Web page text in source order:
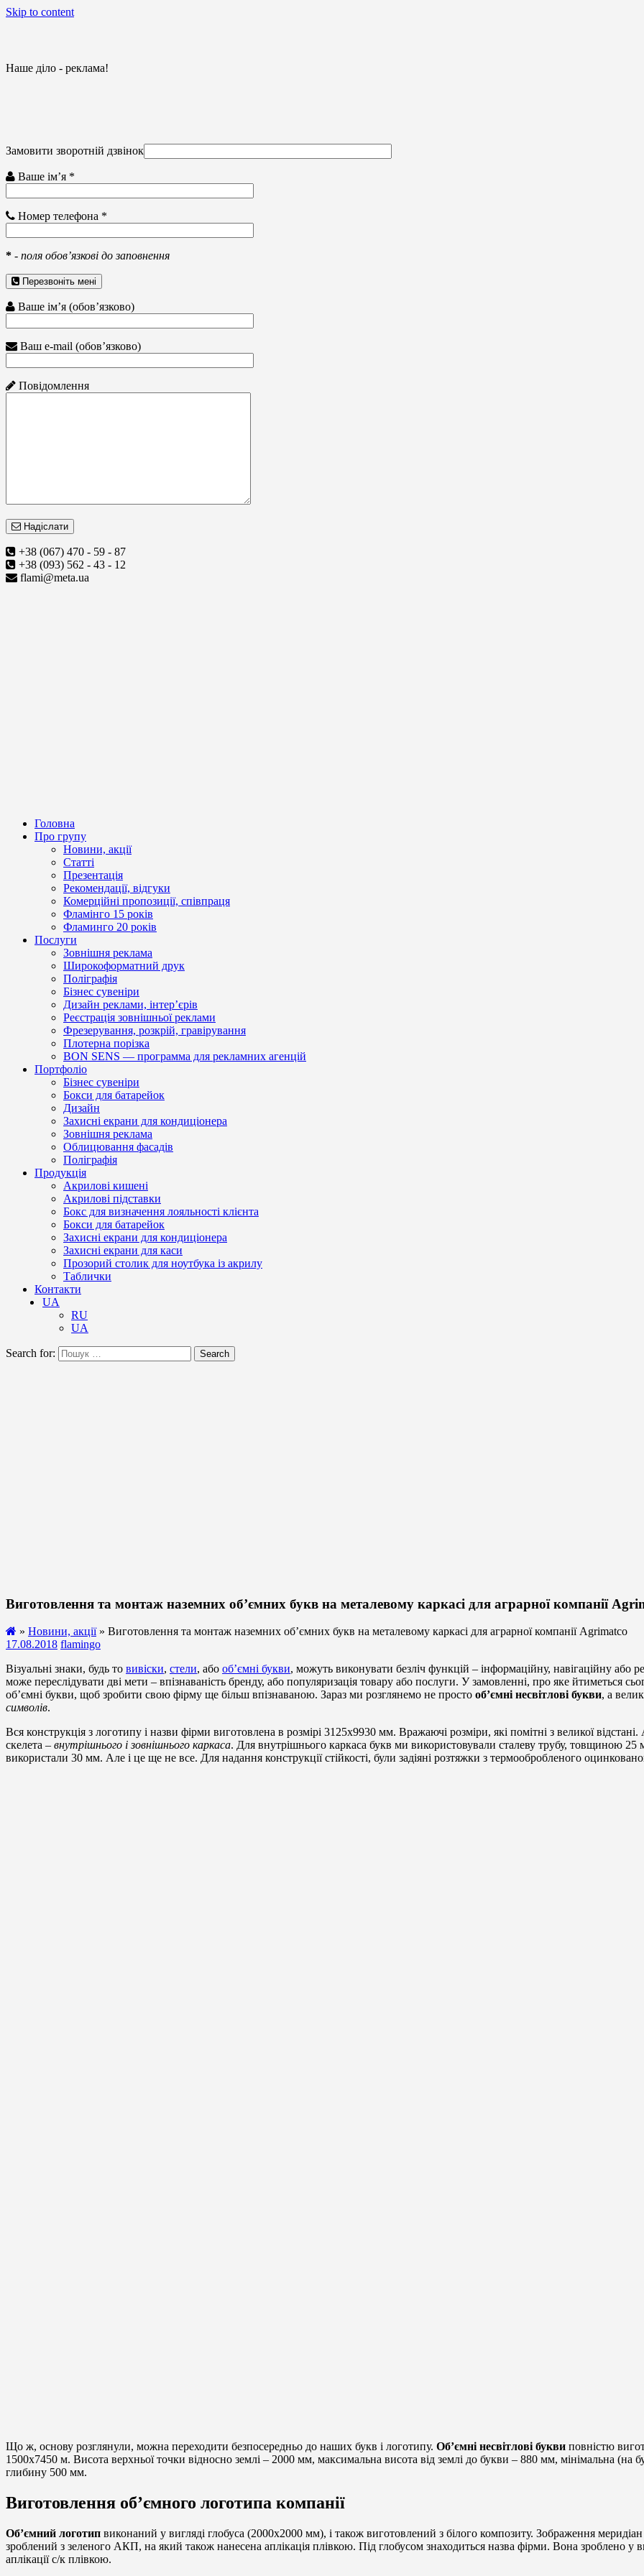
Skip to content
Наше діло - реклама!
Замовити зворотній дзвінок
Ваше ім’я *
Номер телефона *
* - поля обов’язкові до заповнення
Перезвоніть мені
Ваше ім’я (обов’язково)
Ваш e-mail (обов’язково)
Повідомлення
Надіслати
+38 (067) 470 - 59 - 87
+38 (093) 562 - 43 - 12
flami@meta.ua
Головна
Про групу
Новини, акції
Статті
Презентація
Рекомендації, відгуки
Комерційні пропозиції, співпраця
Фламінго 15 років
Фламинго 20 років
Послуги
Зовнішня реклама
Широкоформатний друк
Поліграфія
Бізнес сувеніри
Дизайн реклами, інтер’єрів
Реєстрація зовнішньої реклами
Фрезерування, розкрій, гравірування
Плотерна порізка
BON SENS — программа для рекламних агенцій
Портфоліо
Бізнес сувеніри
Бокси для батарейок
Дизайн
Захисні екрани для кондиціонера
Зовнішня реклама
Облицювання фасадів
Поліграфія
Продукція
Акрилові кишені
Акрилові підставки
Бокс для визначення лояльності клієнта
Бокси для батарейок
Захисні екрани для кондиціонера
Захисні екрани для каси
Прозорий столик для ноутбука із акрилу
Таблички
Контакти
UA
RU
UA
Search for: Search
Виготовлення та монтаж наземних об’ємних букв на металевому каркасі для аграрної компанії
» Новини, акції» Виготовлення та монтаж наземних об’ємних букв на металевому каркасі для аграрної компанії Agrimatco
17.08.2018 flamingo
Візуальні знаки, будь то вивіски, стели, або об’ємні букви, можуть виконувати безліч функцій – інформаційну, навігаційну
може переслідувати дві мети – впізнаваність бренду, або популяризація товару або послуги. У замовленні, про яке йтиметься
об’ємні букви, щоб зробити свою фірму ще більш впізнаваною. Зараз ми розглянемо не просто об’ємні несвітлові букви, а
символів.
Вся конструкція з логотипу і назви фірми виготовлена в розмірі 3125х9930 мм. Вражаючі розміри, які помітні з великої
скелета – внутрішнього і зовнішнього каркаса. Для внутрішнього каркаса букв ми використовували сталеву трубу, товщиною
використали 30 мм. Але і це ще не все. Для надання конструкції стійкості, були задіяні розтяжки з термообробленого
Що ж, основу розглянули, можна переходити безпосередньо до наших букв і логотипу. Об’ємні несвітлові букви повністю
1500х7450 м. Висота верхньої точки відносно землі – 2000 мм, максимальна висота від землі до букви – 880 мм, мінімальна (на
глибину 500 мм.
Виготовлення об’ємного логотипа компанії
Об’ємний логотип виконаний у вигляді глобуса (2000х2000 мм), і також виготовлений з білого композиту. Зображення
зроблений з зеленого АКП, на який також нанесена аплікація плівкою. Під глобусом знаходиться назва фірми. Вона зроблено у
аплікації с/к плівкою.